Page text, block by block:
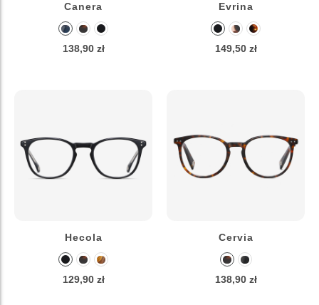
Canera
138,90 zł
Evrina
149,50 zł
Hecola
129,90 zł
Cervia
138,90 zł